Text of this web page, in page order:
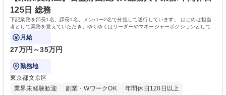
資格：
125日 総務
下記業務を部長1名、課長1名、メンバー2名で分担して遂行しています。 はじめは担当
者として業務を覚えていただき、ゆくゆくはリーダーやマネージャーポジションとして活
躍いただくことを期待しています。
月給
27万円～35万円
勤務地
東京都文京区
業界未経験歓迎
副業・WワークOK
年間休日120日以上